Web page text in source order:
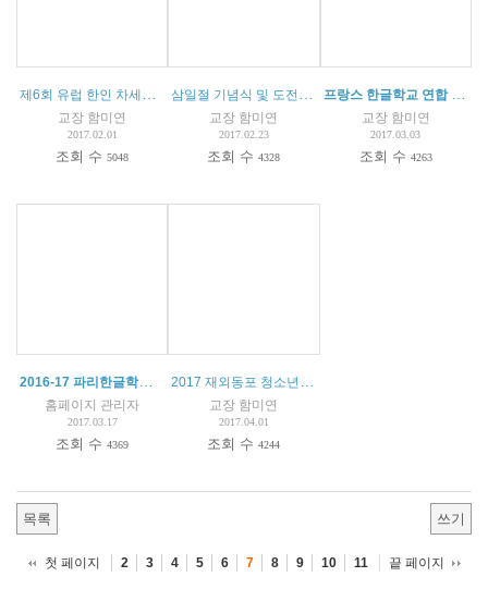
제6회 유럽 한인 차세대 한국어 웅변대회 안내문 (1
교장 함미연
2017.02.01
조회 수5048
삼일절 기념식 및 도전 골든벨 대회
교장 함미연
2017.02.23
조회 수4328
프랑스 한글학교 연합 캠프 안내
교장 함미연
2017.03.03
조회 수 4263
2016-17 파리한글학교 교내 글짓기 및 예쁜 글씨 쓰기 대회 결과 발표
홈페이지 관리자
2017.03.17
조회 수4369
2017 재외동포 청소년(중고생/대학생) 모국연수 (2017 OKFriends HomeComing Teens/Youth Camp) - 참가자 모집 공고 -
교장 함미연
2017.04.01
조회 수4244
목록 쓰기
첫 페이지 2 3 4 5 6 7 8 9 10 11 끝 페이지